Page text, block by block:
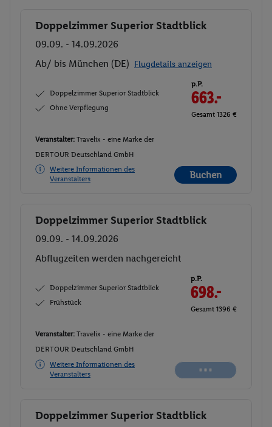
Buchen
Doppelzimmer Superior Stadtblick
09.09. - 14.09.2026
Ab/ bis München (DE) Flugdetails anzeigen
Doppelzimmer Superior Stadtblick
Ohne Verpflegung
p.P.
663.-
Gesamt 1326 €
Veranstalter: Travelix - eine Marke der
DERTOUR Deutschland GmbH
Weitere Informationen des
Veranstalters
Buchen
Buchen
Doppelzimmer Superior Stadtblick
09.09. - 14.09.2026
Abflugzeiten werden nachgereicht
Doppelzimmer Superior Stadtblick
Frühstück
p.P.
698.-
Gesamt 1396 €
Veranstalter: Travelix - eine Marke der
DERTOUR Deutschland GmbH
Weitere Informationen des
Veranstalters
Buchen
Doppelzimmer Superior Stadtblick